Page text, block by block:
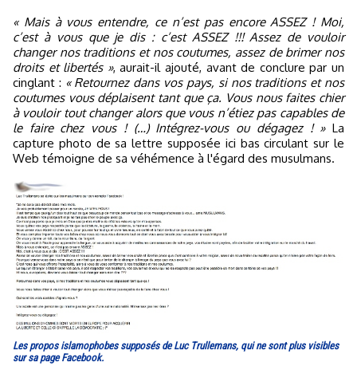
« Mais à vous entendre, ce n’est pas encore ASSEZ ! Moi,
c’est à vous que je dis : c’est ASSEZ !!! Assez de vouloir
changer nos traditions et nos coutumes, assez de brimer nos
droits et libertés », aurait-il ajouté, avant de conclure par un
cinglant : « Retournez dans vos pays, si nos traditions et nos
coutumes vous déplaisent tant que ça. Vous nous faites chier
à vouloir tout changer alors que vous n’étiez pas capables de
le faire chez vous ! (…) Intégrez-vous ou dégagez ! »La
capture photo de sa lettre supposée ici bas circulant sur le
Web témoigne de sa véhémence à l'égard des musulmans.
Les propos islamophobes supposés de Luc Trullemans, qui ne sont plus visibles
sur sa page Facebook.